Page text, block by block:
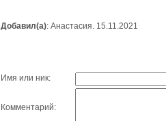
Добавил(а): Анастасия. 15.11.2021
Имя или ник:
Комментарий: